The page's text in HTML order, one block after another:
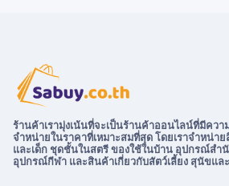
ร้านค้าเรามุ่งเน้นที่จะเป็นร้านค้าออนไลน์ที่มีคว
จำหน่ายในราคาที่เหมาะสมที่สุด โดยเราจำหน่
และเด็ก ชุดชั้นในสตรี ของใช้ในบ้าน อุปกรณ์สำ
อุปกรณ์กีฬา และสินค้าเกี่ยวกับสัตว์เลี้ยง สุนัขแล